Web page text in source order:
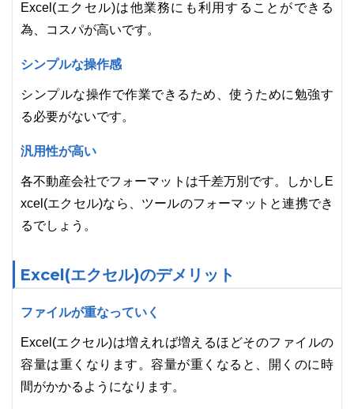
Excel(エクセル)は他業務にも利用することができる
為、コスパが高いです。
シンプルな操作感
シンプルな操作で作業できるため、使うために勉強す
る必要がないです。
汎用性が高い
各不動産会社でフォーマットは千差万別です。しかしE
xcel(エクセル)なら、ツールのフォーマットと連携でき
るでしょう。
Excel(エクセル)のデメリット
ファイルが重なっていく
Excel(エクセル)は増えれば増えるほどそのファイルの
容量は重くなります。容量が重くなると、開くのに時
間がかかるようになります。